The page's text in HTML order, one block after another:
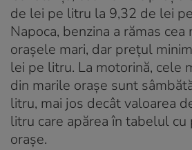
de lei pe litru la 9,32 de lei
Napoca, benzina a rămas
orașele mari, dar prețul
lei pe litru. La motorină, cele
din marile orașe sunt
litru, mai jos decât valoarea
litru care apărea în tabelul
orașe.